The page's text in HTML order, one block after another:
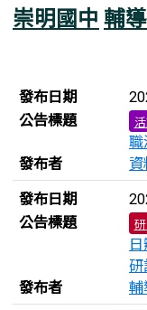
崇明國中 輔
新聞列表
發布日期
公告標題
職
發布者
發布日期
公告標題
研
發布者